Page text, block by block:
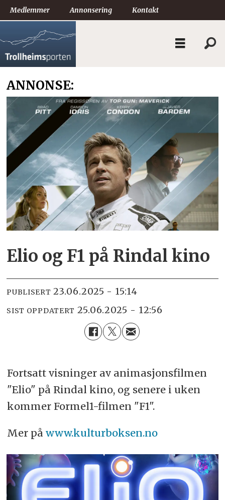
Medlemmer Annonsering Kontakt
ANNONSE:
Elio og F1 på Rindal kino
PUBLISERT 23.06.2025 - 15:14
SIST OPPDATERT 25.06.2025 - 12:56
Fortsatt visninger av animasjonsfilmen
"Elio" på Rindal kino, og senere i uken
kommer Formel1-filmen "F1".
Mer på www.kulturboksen.no